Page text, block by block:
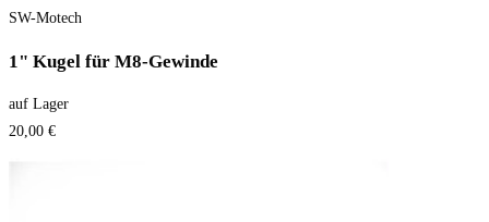
SW-Motech
1" Kugel für M8-Gewinde
auf Lager
20,00 €